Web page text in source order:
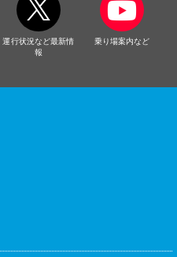
運行状況など最新情
報
乗り場案内など